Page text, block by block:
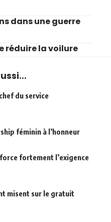
dans une guerre
réduire la voilure
du service
féminin à l’honneur
fortement l’exigence
misent sur le gratuit